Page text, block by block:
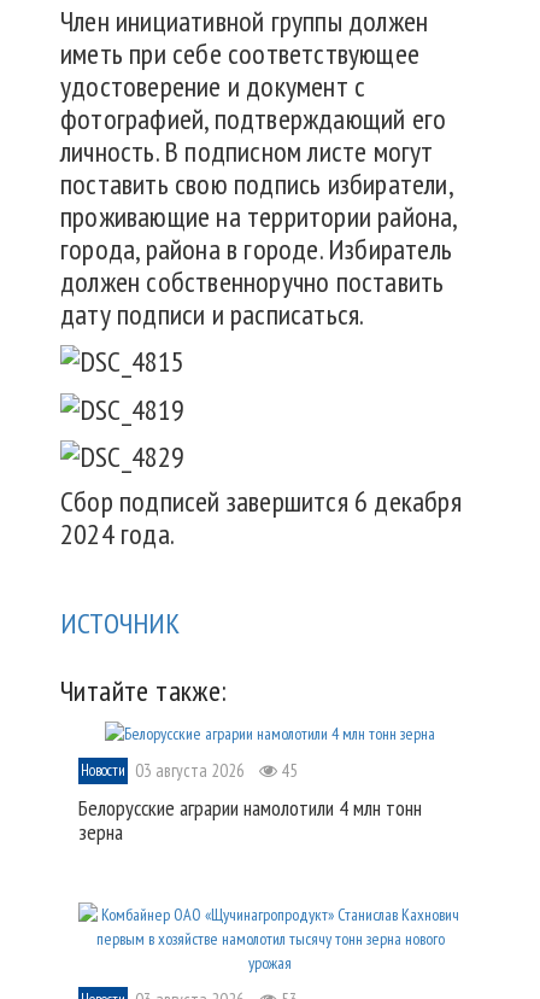
Член инициативной группы должен
иметь при себе соответствующее
удостоверение и документ с
фотографией, подтверждающий его
личность. В подписном листе могут
поставить свою подпись избиратели,
проживающие на территории района,
города, района в городе. Избиратель
должен собственноручно поставить
дату подписи и расписаться.
Сбор подписей завершится 6 декабря
2024 года.
ИСТОЧНИК
Читайте также:
Новости 03 августа 2026 45
Белорусские аграрии намолотили 4 млн тонн
зерна